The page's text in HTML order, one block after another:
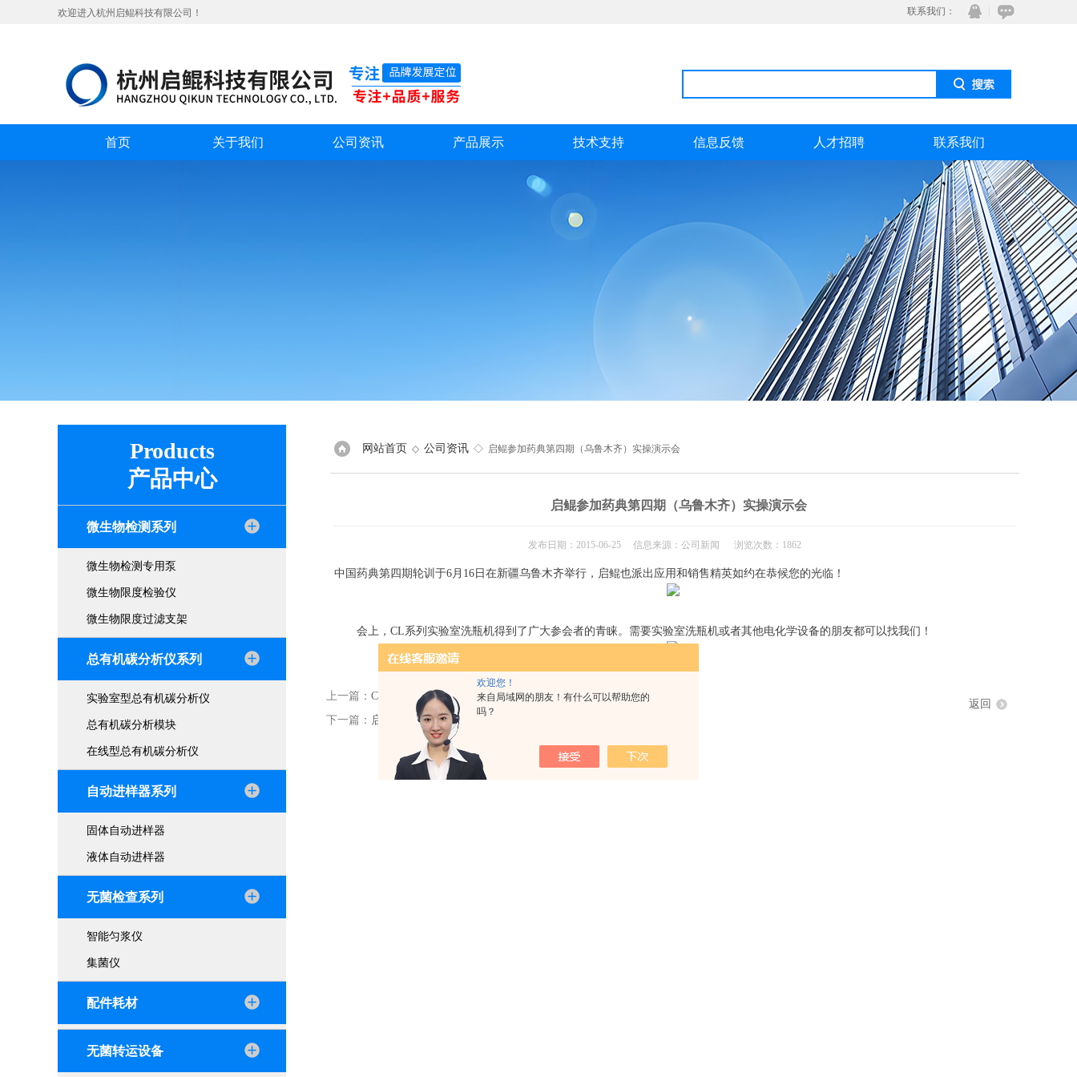
欢迎您！
来自局域网的朋友！有什么可以帮助您的
吗？
欢迎进入杭州启鲲科技有限公司！ 联系我们：
在线咨
QQ
首页 关于我们 公司资讯 产品展示 技术支持 信息反馈 人才招聘 联系我们
Products
产品中心
微生物检测系列
微生物检测专用泵
微生物限度检验仪
微生物限度过滤支架
总有机碳分析仪系列
实验室型总有机碳分析仪
总有机碳分析模块
在线型总有机碳分析仪
自动进样器系列
固体自动进样器
液体自动进样器
无菌检查系列
智能匀浆仪
集菌仪
配件耗材
无菌转运设备
网站首页 ◇ 公司资讯 ◇ 启鲲参加药典第四期（乌鲁木齐）实操演示会
启鲲参加药典第四期（乌鲁木齐）实操演示会
发布日期：2015-06-25 信息来源：公司新闻 浏览次数：1862
中国药典第四期轮训于6月16日在新疆乌鲁木齐举行，启鲲也派出应用和销售精英如约在恭候您的光临！
会上，CL系列实验室洗瓶机得到了广大参会者的青睐。需要实验室洗瓶机或者其他电化学设备的朋友都可以找我们！
上一篇： CNSA总有机碳分析仪检测设备制造商
下一篇： 启鲲参加2015首期《中国药典》实操演示会
返回